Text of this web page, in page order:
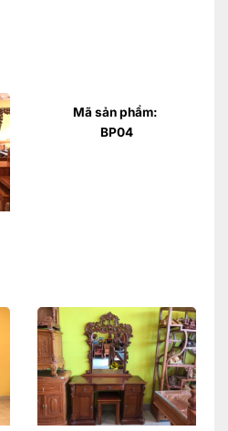
Mã sản phẩm:
BP04